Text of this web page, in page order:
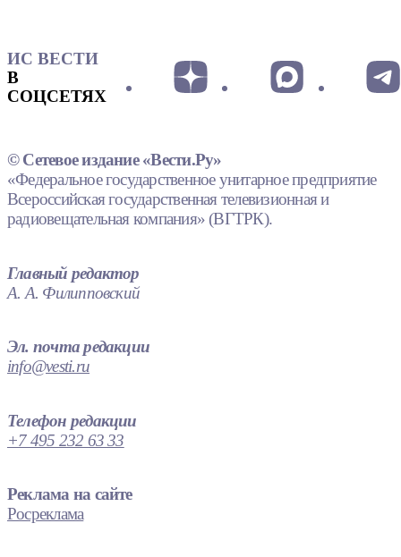
ИС ВЕСТИ
В
СОЦСЕТЯХ
© Сетевое издание «Вести.Ру»
«Федеральное государственное унитарное предприятие
Всероссийская государственная телевизионная и
радиовещательная компания» (ВГТРК).
Главный редактор
А. А. Филипповский
Эл. почта редакции
info@vesti.ru
Телефон редакции
+7 495 232 63 33
Реклама на сайте
Росреклама